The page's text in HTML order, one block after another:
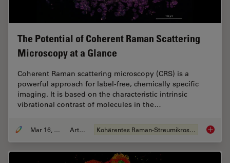
The Potential of Coherent Raman Scattering
Microscopy at a Glance
Coherent Raman scattering microscopy (CRS) is a
powerful approach for label-free, chemically specific
imaging. It is based on the characteristic intrinsic
vibrational contrast of molecules in the…
Mar 16, 2022 Artikel Kohärentes Raman-Streumikroskop (CRS) The